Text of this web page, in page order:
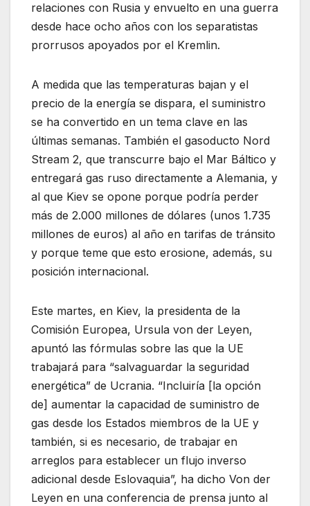
relaciones con Rusia y envuelto en una guerra
desde hace ocho años con los separatistas
prorrusos apoyados por el Kremlin.
A medida que las temperaturas bajan y el
precio de la energía se dispara, el suministro
se ha convertido en un tema clave en las
últimas semanas. También el gasoducto Nord
Stream 2, que transcurre bajo el Mar Báltico y
entregará gas ruso directamente a Alemania, y
al que Kiev se opone porque podría perder
más de 2.000 millones de dólares (unos 1.735
millones de euros) al año en tarifas de tránsito
y porque teme que esto erosione, además, su
posición internacional.
Este martes, en Kiev, la presidenta de la
Comisión Europea, Ursula von der Leyen,
apuntó las fórmulas sobre las que la UE
trabajará para “salvaguardar la seguridad
energética” de Ucrania. “Incluiría [la opción
de] aumentar la capacidad de suministro de
gas desde los Estados miembros de la UE y
también, si es necesario, de trabajar en
arreglos para establecer un flujo inverso
adicional desde Eslovaquia”, ha dicho Von der
Leyen en una conferencia de prensa junto al